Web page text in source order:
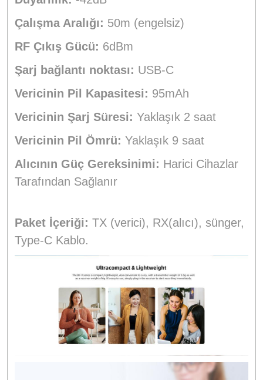
Çalışma Aralığı: 50m (engelsiz)
RF Çıkış Gücü: 6dBm
Şarj bağlantı noktası: USB-C
Vericinin Pil Kapasitesi: 95mAh
Vericinin Şarj Süresi: Yaklaşık 2 saat
Vericinin Pil Ömrü: Yaklaşık 9 saat
Alıcının Güç Gereksinimi: Harici Cihazlar
Tarafından Sağlanır
Paket İçeriği: TX (verici), RX(alıcı), sünger,
Type-C Kablo.